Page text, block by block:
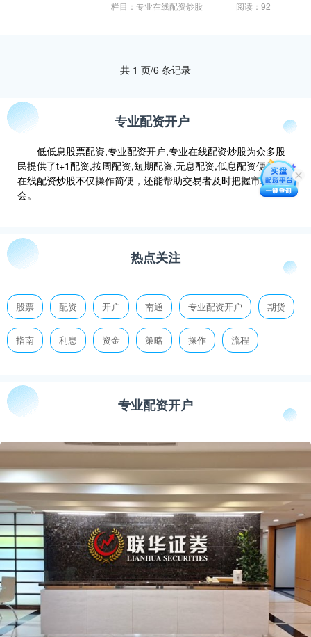
资者来说，了解炒股配资的基础知识至关
栏目：专业在线配资炒股 阅读：92
共 1 页/6 条记录
专业配资开户
低低息股票配资,专业配资开户,专业在线配资炒股为众多股
民提供了t+1配资,按周配资,短期配资,无息配资,低息配资便利，
在线配资炒股不仅操作简便，还能帮助交易者及时把握市场机
会。
热点关注
股票 配资 开户 南通 专业配资开户 期货
指南 利息 资金 策略 操作 流程
专业配资开户